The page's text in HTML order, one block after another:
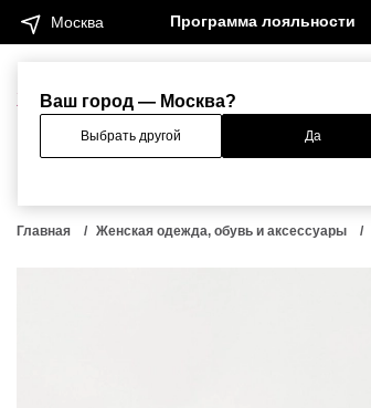
Ваш город — Москва?
Выбрать другой Да
Москва Программа лояльности
Женщинам Мужчинам
Главная Женская одежда, обувь и аксессуары